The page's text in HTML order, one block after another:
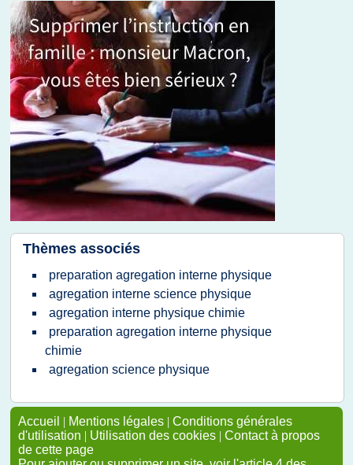
Thèmes associés
preparation agregation interne physique
agregation interne science physique
agregation interne physique chimie
preparation agregation interne physique
chimie
agregation science physique
Accueil | Mentions légales | Conditions générales
d'utilisation | Utilisation des cookies | Contact à propos
de cette page